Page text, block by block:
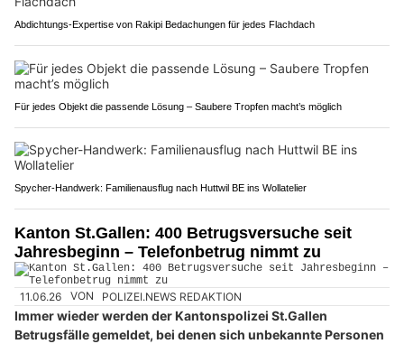
Abdichtungs-Expertise von Rakipi Bedachungen für jedes Flachdach
Für jedes Objekt die passende Lösung – Saubere Tropfen macht’s möglich
Spycher-Handwerk: Familienausflug nach Huttwil BE ins Wollatelier
Kanton St.Gallen: 400 Betrugsversuche seit
Jahresbeginn – Telefonbetrug nimmt zu
11.06.26 VON POLIZEI.NEWS REDAKTION
Immer wieder werden der Kantonspolizei St.Gallen
Betrugsfälle gemeldet, bei denen sich unbekannte Personen